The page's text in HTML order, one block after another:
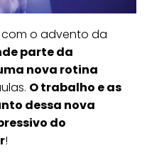
o advento da
parte da
nova rotina
O trabalho e as
dessa nova
do
!